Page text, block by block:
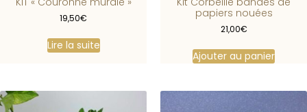
19,50€
Lire la suite
papiers nouées
21,00€
Ajouter au panier